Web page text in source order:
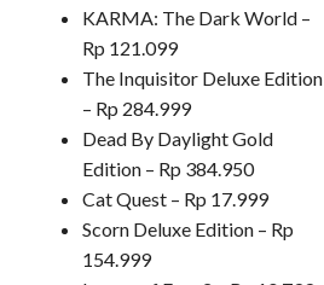
KARMA: The Dark World –
Rp 121.099
The Inquisitor Deluxe Edition
– Rp 284.999
Dead By Daylight Gold
Edition – Rp 384.950
Cat Quest – Rp 17.999
Scorn Deluxe Edition – Rp
154.999